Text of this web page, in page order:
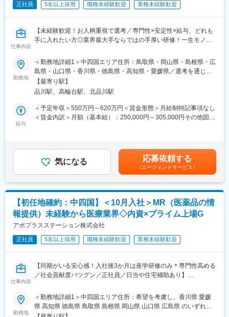
＜頑張りは適切に評価＞
■福利厚生（転勤を伴う場合）：
・家賃：一部会社負担
・住居契約初期経費：会社負担（上限設定あり）
・入居時の引越し費用：会社負担（会社指定業者）
変更の範囲：会社の定める業務
◎3ヶ月研修＋OJTでゼロから育成｜専門性の高いキャリア形成
員など）が活躍中
▽約3ヶ月の研修（医療知識・業務理解）
▽現場配属（4ヶ月目～）※マネージャーなど周囲のサポートを受
けながら実務習得
▽キャリア形成（MR経験者スペシャリスト・管理職や本社管理職
へのキャリアアップ＆キャリアチェンジの可能性アリ）
■充実した研修制度
■手厚い福利厚生
・転勤時の引越し費用負担
・単身赴任手当／帰省補助
■当社の特徴
研修終了後は各製薬メーカーのプロジェクトに配属される『コン
クラクトMR』。配属期間は平均2～3年程。
新薬案件を中心にプロジェクトが豊富にあり、成長機会が広がり
ます。
■豊富なキャリアパス
内でキャリアチェンジして活躍している社員も多数います。
正社員 5名以上採用 職種未経験歓迎 業種未経験歓迎
仕事内容
【未経験歓迎！お人柄重視で選考／専門性×安定性×給与、どれも
手に入れたい方◎業界最大手ならではの手厚い研修！一生モノの
パス豊富】
＼そもそも「MR」とは？／
「医薬情報提供者」と呼ばれる専門資格を取得して活動する営業
職です。IQVIAのお客様である国内医薬品メーカーにて、医薬品の
営業活動を行っていただきます。
人々の命を守る商材に携わるため、社会貢献性と安定性を兼ね備
まずはご入社から2か月間MR導入研修を受講し、MR資格を取得
していただきます。
資格取得と聞くとハードルが高く思われる方もいるかもしれませ
文理問わず一から学べる環境を整えているため、専門知識は入社
後に身に付ける意欲があれば問題ございません。
社員の活躍事例についての詳細は、是非こちらのURLも併せてご
覧ください。
https://healthcarecareerpark.iqvia.com/
■具体的な業務
すでに取引のある病院の医師や薬剤師に向け、医薬品の効果や副
作用・適切な使用方法などの情報を提供し、薬剤のプロモーショ
ン活動を行っていただきます。メインの業務は情報提供となるた
活動に専念できる環境です。
個人の予算はありますが、チーム内で助け合う社風が整ってお
勤務地
＜勤務地詳細1＞中四国エリア住所：鳥取県・岡山県・島根県・広
島県・山口県・香川県・徳島県・高知県・愛媛県／選考を通じて
決定します 受動喫煙対策：屋内全面禁煙＜勤務地詳細2＞本社住
所：東京都港区高輪4-10-18 京急第1ビル勤務地最寄駅：JR各線／
業所
【最寄り駅】
品川駅、高輪台駅、北品川駅
給与
＜予定年収＞550万円～620万円＜賃金形態＞月給制特記事項なし
＜賃金内訳＞月額（基本給）：250,000円～305,000円その他固定
手当支給する。【補足】プロジェクト稼働手当(35,000円)、外勤
日当（1日1,500円／外勤3.5時間以上）■変動賞与制（6月・12
月・3月）※平均実績6ヶ月分■インセンティブ：3月（対象者）賃
金はあくまでも目安の金額であり、選考を通じて上下する可能性
があります。月給(月額)は固定手当を含めた表記です。
気になる 応募依頼する
（エージェントサービス）
【初任地確約：中四国】＜10月入社＞MR（医薬品の情
報提供）未経験から医療業界◇内資×プライム上場G
アポプラスステーション株式会社
正社員 5名以上採用 職種未経験歓迎 業種未経験歓迎
仕事内容
【同期がいる安心感！入社後3か月は座学研修のみ＊専門性高める
／社会貢献度バツグン／正社員／日当や住宅補助あり】
★本ポジションは、未経験から医療業界で活躍できます！
・医療を通じて社会に貢献したい
・仕事を通じて学びを深め自己の成長を実感したい
勤務地
＜勤務地詳細1＞中四国エリア住所：希望を考慮し、香川県 愛媛
県 高知県 徳島県 鳥取県 島根県 岡山県 山口県 広島県 のいずれか
に配属致します。受動喫煙対策：屋内全面禁煙＜勤務地詳細2＞本